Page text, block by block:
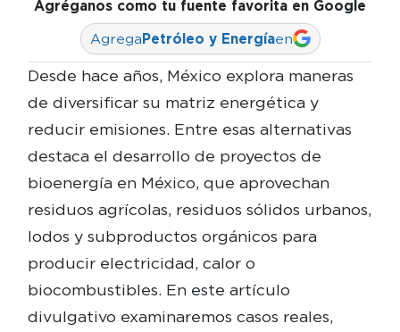
Agréganos como tu fuente favorita en Google
AgregaPetróleo y Energíaen
Desde hace años, México explora maneras
de diversificar su matriz energética y
reducir emisiones. Entre esas alternativas
destaca el desarrollo de proyectos de
bioenergía en México, que aprovechan
residuos agrícolas, residuos sólidos urbanos,
lodos y subproductos orgánicos para
producir electricidad, calor o
biocombustibles. En este artículo
divulgativo examinaremos casos reales,